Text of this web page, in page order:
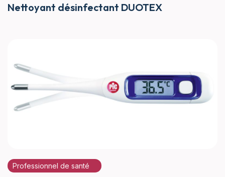
Nettoyant désinfectant DUOTEX
Professionnel de santé